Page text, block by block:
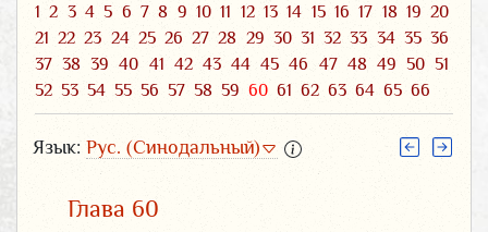
1 2 3 4 5 6 7 8 9 10 11 12 13 14 15 16 17 18 19 20
21 22 23 24 25 26 27 28 29 30 31 32 33 34 35 36
37 38 39 40 41 42 43 44 45 46 47 48 49 50 51
52 53 54 55 56 57 58 59 60 61 62 63 64 65 66
Язык: Рус. (Синодальный)
Глава 60